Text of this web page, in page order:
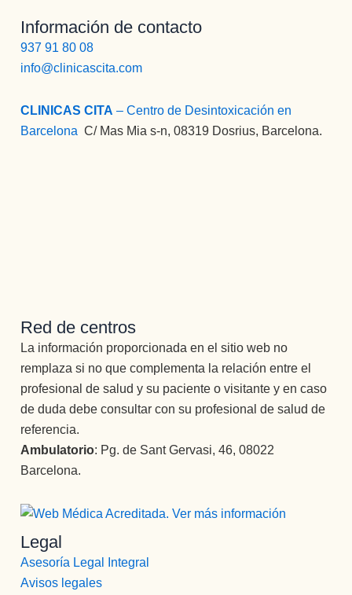
Información de contacto
937 91 80 08
info@clinicascita.com
CLINICAS CITA – Centro de Desintoxicación en
Barcelona :C/ Mas Mia s-n, 08319 Dosrius, Barcelona.
Red de centros
La información proporcionada en el sitio web no
remplaza si no que complementa la relación entre el
profesional de salud y su paciente o visitante y en caso
de duda debe consultar con su profesional de salud de
referencia.
Ambulatorio: Pg. de Sant Gervasi, 46, 08022
Barcelona.
Legal
Asesoría Legal Integral
Avisos legales